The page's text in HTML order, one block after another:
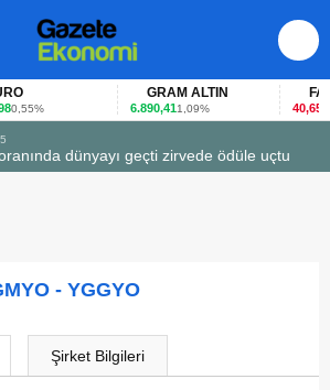
GRAM ALTIN
6.890,411,09%
FAİZ
40,65-
dünyayı geçti zirvede ödüle uçtu
- YGGYO
Şirket Bilgileri